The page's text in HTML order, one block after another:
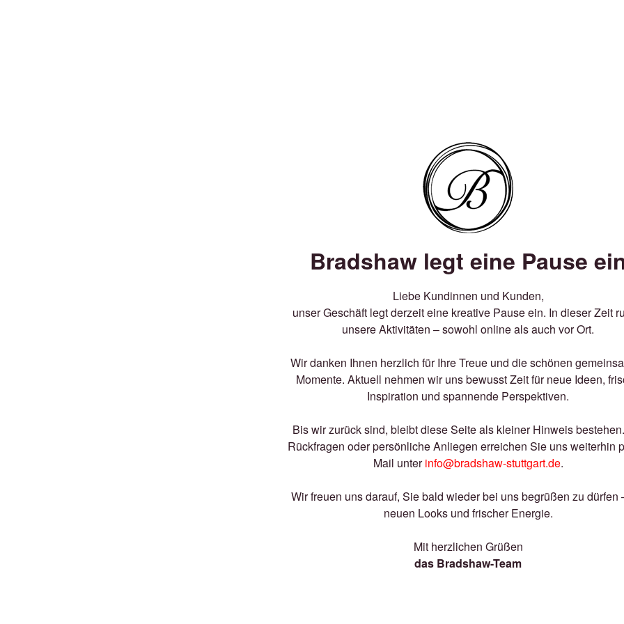
Bradshaw legt eine Pause
Liebe Kundinnen und Kunden,
unser Geschäft legt derzeit eine kreative Pause ein. In dieser Zeit
unsere Aktivitäten – sowohl online als auch vor Ort.
Wir danken Ihnen herzlich für Ihre Treue und die schönen
Momente. Aktuell nehmen wir uns bewusst Zeit für neue Ideen,
Inspiration und spannende Perspektiven.
Bis wir zurück sind, bleibt diese Seite als kleiner Hinweis
Rückfragen oder persönliche Anliegen erreichen Sie uns weiterhin
Mail unterinfo@bradshaw-stuttgart.de.
Wir freuen uns darauf, Sie bald wieder bei uns begrüßen zu dürfen
neuen Looks und frischer Energie.
Mit herzlichen Grüßen
das Bradshaw-Team